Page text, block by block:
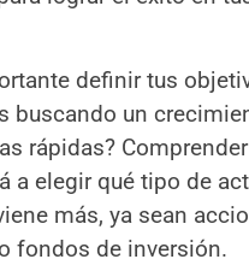
definir tus
buscando un
rápidas?
a elegir qué tipo de
más, ya sean
fondos de inversión.